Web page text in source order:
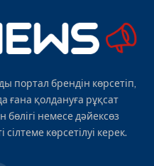
портал брендін көрсетіп,
ғана қолдануға рұқсат
бөлігі немесе дәйексөз
сілтеме көрсетілуі керек.